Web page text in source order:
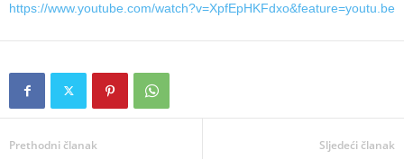
https://www.youtube.com/watch?v=XpfEpHKFdxo&feature=youtu.be
Prethodni članak Sljedeći članak